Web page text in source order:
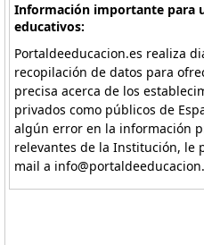
Información importante para
educativos:
Portaldeeducacion.es realiza
recopilación de datos para
precisa acerca de los
privados como públicos de
algún error en la información
relevantes de la Institución, le
mail a